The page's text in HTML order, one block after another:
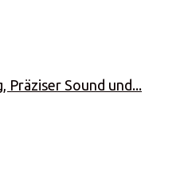
Präziser Sound und...